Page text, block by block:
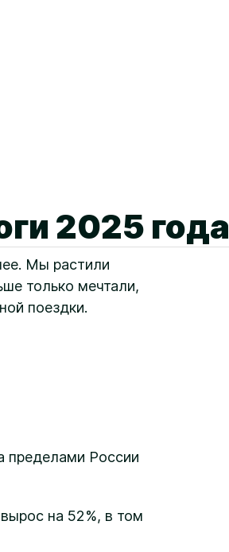
2025 года
Мы растили
только мечтали,
поездки.
пределами России
на 52%, в том